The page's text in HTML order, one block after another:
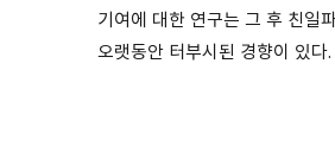
기여에 대한 연구는 그 후 친일
오랫동안 터부시된 경향이 있다.